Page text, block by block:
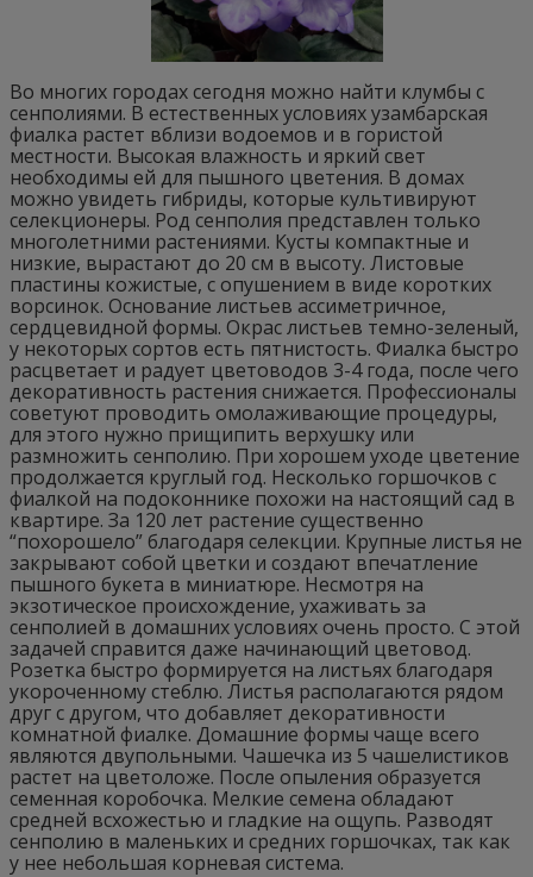
Во многих городах сегодня можно найти клумбы с
сенполиями. В естественных условиях узамбарская
фиалка растет вблизи водоемов и в гористой
местности. Высокая влажность и яркий свет
необходимы ей для пышного цветения. В домах
можно увидеть гибриды, которые культивируют
селекционеры. Род сенполия представлен только
многолетними растениями. Кусты компактные и
низкие, вырастают до 20 см в высоту. Листовые
пластины кожистые, с опушением в виде коротких
ворсинок. Основание листьев ассиметричное,
сердцевидной формы. Окрас листьев темно-зеленый,
у некоторых сортов есть пятнистость. Фиалка быстро
расцветает и радует цветоводов 3-4 года, после чего
декоративность растения снижается. Профессионалы
советуют проводить омолаживающие процедуры,
для этого нужно прищипить верхушку или
размножить сенполию. При хорошем уходе цветение
продолжается круглый год. Несколько горшочков с
фиалкой на подоконнике похожи на настоящий сад в
квартире. За 120 лет растение существенно
“похорошело” благодаря селекции. Крупные листья не
закрывают собой цветки и создают впечатление
пышного букета в миниатюре. Несмотря на
экзотическое происхождение, ухаживать за
сенполией в домашних условиях очень просто. С этой
задачей справится даже начинающий цветовод.
Розетка быстро формируется на листьях благодаря
укороченному стеблю. Листья располагаются рядом
друг с другом, что добавляет декоративности
комнатной фиалке. Домашние формы чаще всего
являются двупольными. Чашечка из 5 чашелистиков
растет на цветоложе. После опыления образуется
семенная коробочка. Мелкие семена обладают
средней всхожестью и гладкие на ощупь. Разводят
сенполию в маленьких и средних горшочках, так как
у нее небольшая корневая система.